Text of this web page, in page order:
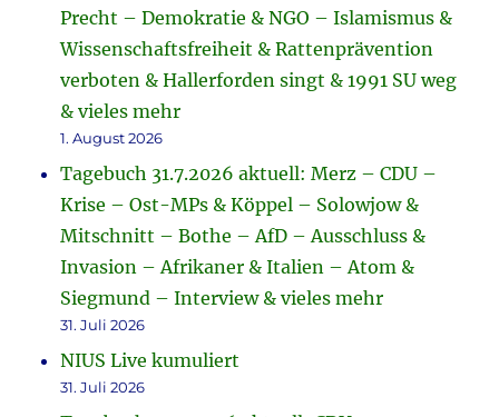
Precht – Demokratie & NGO – Islamismus &
Wissenschaftsfreiheit & Rattenprävention
verboten & Hallerforden singt & 1991 SU weg
& vieles mehr
1. August 2026
Tagebuch 31.7.2026 aktuell: Merz – CDU –
Krise – Ost-MPs & Köppel – Solowjow &
Mitschnitt – Bothe – AfD – Ausschluss &
Invasion – Afrikaner & Italien – Atom &
Siegmund – Interview & vieles mehr
31. Juli 2026
NIUS Live kumuliert
31. Juli 2026